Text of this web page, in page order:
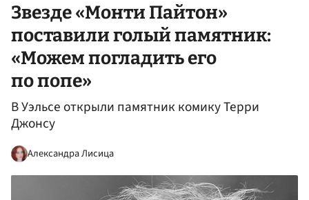
Звезде «Монти Пайтон»
поставили голый памятник:
«Можем погладить его
по попе»
В Уэльсе открыли памятник комику Терри
Джонсу
Александра Лисица